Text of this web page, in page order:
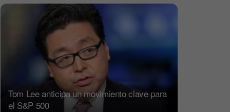
Tom Lee anticipa un movimiento clave para
el S&P 500